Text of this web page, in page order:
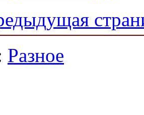
Разное